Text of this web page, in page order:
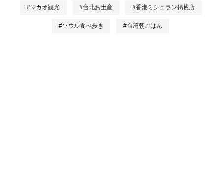
#マカオ観光 #台北お土産 #香港ミシュラン掲載店
#ソウル食べ歩き #台湾朝ごはん